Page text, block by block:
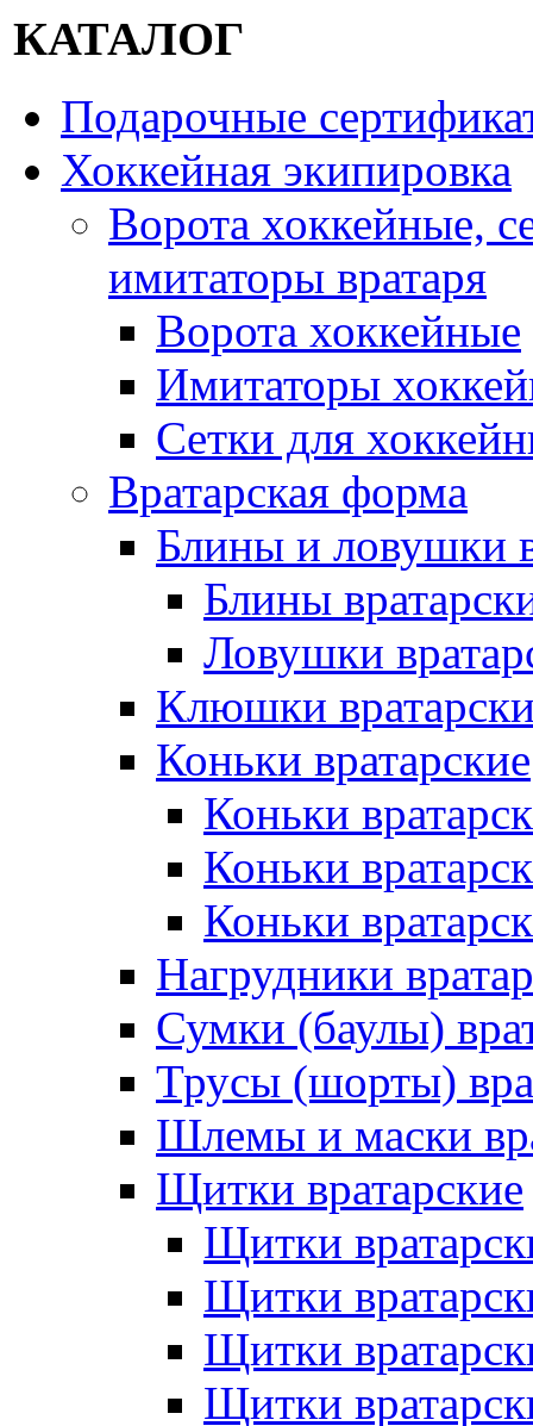
КАТАЛОГ
Подарочные
Хоккейная экипировка
Ворота хоккейные,
имитаторы вратаря
Ворота хоккейные
Имитаторы
Сетки для
Вратарская форма
Блины и ловушки
Блины
Ловушки
Клюшки
Коньки вратарские
Коньки
Коньки
Коньки
Нагрудники
Сумки (баулы)
Трусы (шорты)
Шлемы и маски
Щитки вратарские
Щитки
Щитки
Щитки
Щитки